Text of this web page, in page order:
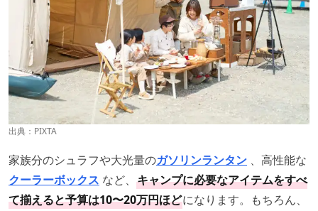
出典：PIXTA
家族分のシュラフや大光量のガソリンランタン 、高性能な
クーラーボックス など、 キャンプに必要なアイテムをすべ
て揃えると予算は10〜20万円ほどになります。もちろん、